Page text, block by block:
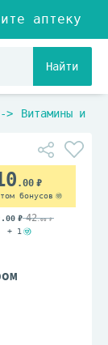
Найти
Витамины и
.00
бонусов
.00 42.00
+ 1